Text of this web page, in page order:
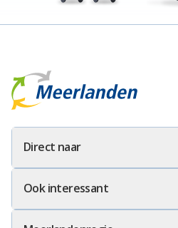
Meerlanden Logo
Direct naar
Ook interessant